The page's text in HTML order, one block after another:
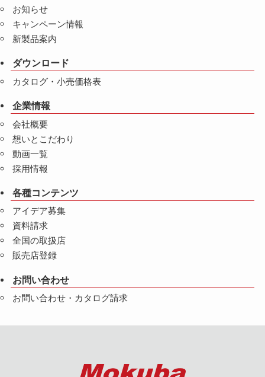
お知らせ
キャンペーン情報
新製品案内
ダウンロード
カタログ・小売価格表
企業情報
会社概要
想いとこだわり
動画一覧
採用情報
各種コンテンツ
アイデア募集
資料請求
全国の取扱店
販売店登録
お問い合わせ
お問い合わせ・カタログ請求